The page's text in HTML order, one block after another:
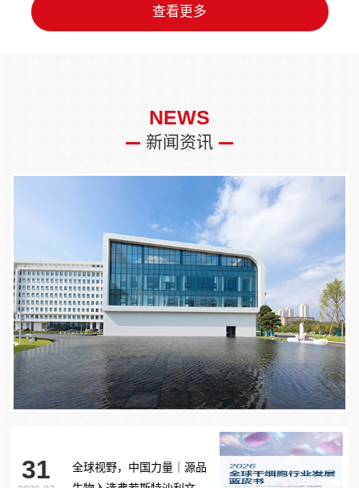
查看更多
NEWS
新闻资讯
31
全球视野，中国力量｜源品